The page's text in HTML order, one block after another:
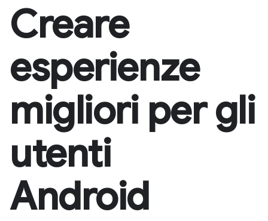
Creare
esperienze
migliori per gli
utenti
Android